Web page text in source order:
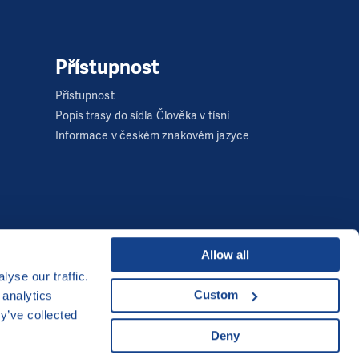
our traffic.
collected
Allow all
Custom
Deny
Přístupnost
Přístupnost
Popis trasy do sídla Člověka v tísni
Informace v českém znakovém jazyce
Developed by
UI & UX
Michal KruškaaMichal Brtníček
Vizuální identita